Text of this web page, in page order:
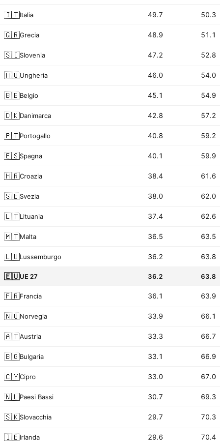
🇮🇹Italia 49.7 50.3
🇬🇷Grecia 48.9 51.1
🇸🇮Slovenia 47.2 52.8
🇭🇺Ungheria 46.0 54.0
🇧🇪Belgio 45.1 54.9
🇩🇰Danimarca 42.8 57.2
🇵🇹Portogallo 40.8 59.2
🇪🇸Spagna 40.1 59.9
🇭🇷Croazia 38.4 61.6
🇸🇪Svezia 38.0 62.0
🇱🇹Lituania 37.4 62.6
🇲🇹Malta 36.5 63.5
🇱🇺Lussemburgo 36.2 63.8
🇪🇺UE 27 36.2 63.8
🇫🇷Francia 36.1 63.9
🇳🇴Norvegia 33.9 66.1
🇦🇹Austria 33.3 66.7
🇧🇬Bulgaria 33.1 66.9
🇨🇾Cipro 33.0 67.0
🇳🇱Paesi Bassi 30.7 69.3
🇸🇰Slovacchia 29.7 70.3
🇮🇪Irlanda 29.6 70.4